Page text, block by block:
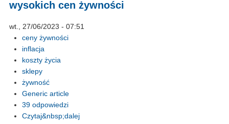
wysokich cen żywności
wt., 27/06/2023 - 07:51
ceny żywności
inflacja
koszty życia
sklepy
żywność
Generic article
39 odpowiedzi
Czytaj&nbsp;dalej